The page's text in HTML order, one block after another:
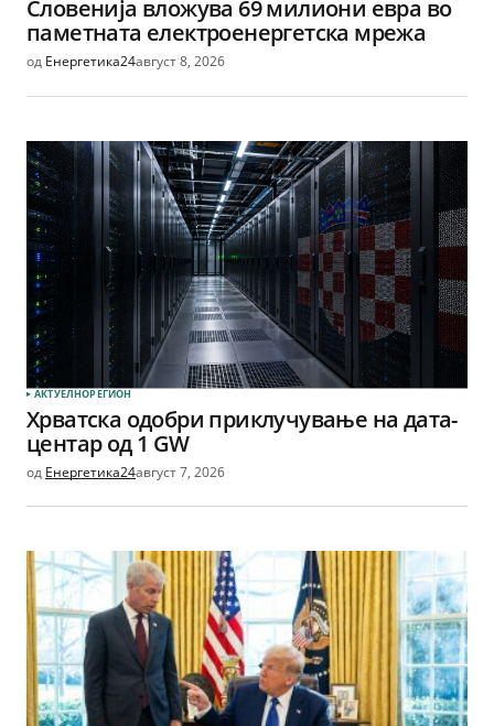
Словенија вложува 69 милиони евра во
паметната електроенергетска мрежа
од Енергетика24август 8, 2026
АКТУЕЛНОРЕГИОН
Хрватска одобри приклучување на дата-
центар од 1 GW
од Енергетика24август 7, 2026